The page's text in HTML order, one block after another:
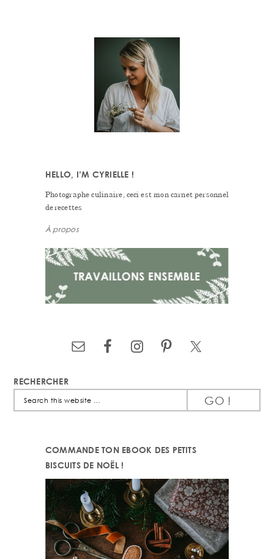
HELLO, I’M CYRIELLE !
Photographe culinaire, ceci est mon carnet personnel
de recettes
À propos
RECHERCHER
COMMANDE TON EBOOK DES PETITS
BISCUITS DE NOËL !